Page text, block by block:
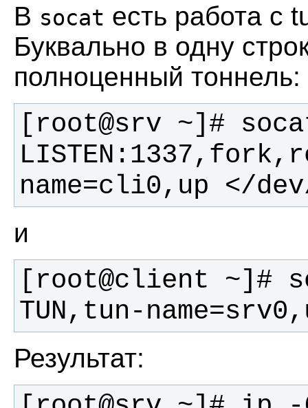
В socat есть работа с
Буквально в одну
полноценный тоннель:
[root@srv ~]#
name=cli0,up </
и
[root@client ~]#
TUN,tun-
Результат: